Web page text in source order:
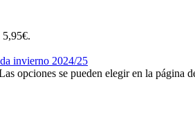
5,95€.
opciones se pueden elegir en la página